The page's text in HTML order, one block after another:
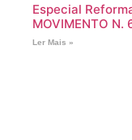
Especial
MOVIMENTO N.
Ler Mais »